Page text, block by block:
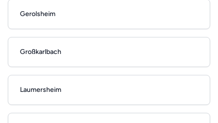
Gerolsheim
Großkarlbach
Laumersheim